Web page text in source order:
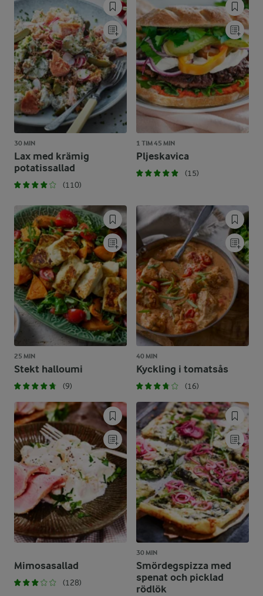
30 MIN
Lax med krämig
potatissallad
(110)
1 TIM 45 MIN
Pljeskavica
(15)
25 MIN
Stekt halloumi
(9)
40 MIN
Kyckling i tomatsås
(16)
Mimosasallad
(128)
30 MIN
Smördegspizza med
spenat och picklad
rödlök